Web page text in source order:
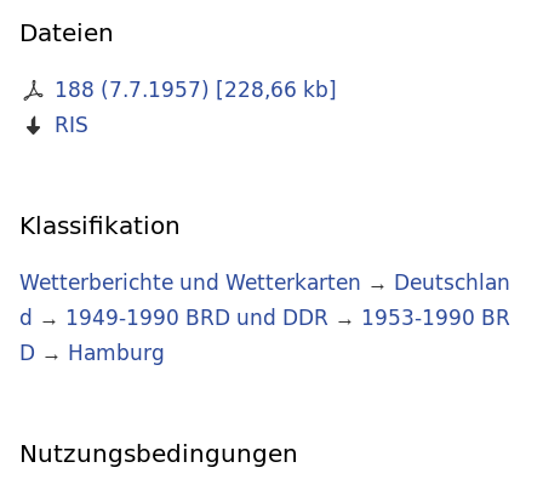
Dateien
188 (7.7.1957) [228,66 kb]
RIS
Klassifikation
Wetterberichte und Wetterkarten → Deutschlan
d → 1949-1990 BRD und DDR → 1953-1990 BR
D → Hamburg
Nutzungsbedingungen